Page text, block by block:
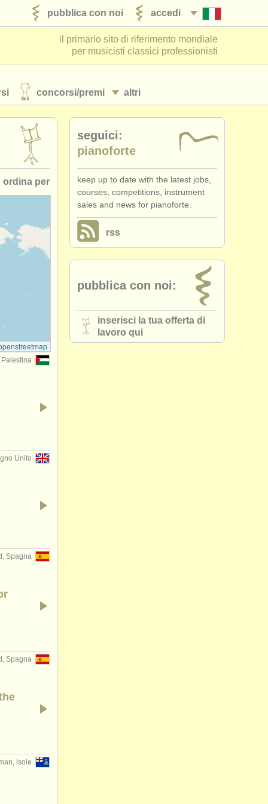
accedi
pubblica con noi
il primario sito di riferimento mondiale
per musicisti classici professionisti
altri
concorsi/premi
ordina per
scadenza
stato (a-z)
Unito
Spagna
Spagna
isole
seguici:
pianoforte
keep up to date with the latest jobs,
courses, competitions, instrument
sales and news for pianoforte.
rss
pubblica con noi:
inserisci la tua offerta di
lavoro qui